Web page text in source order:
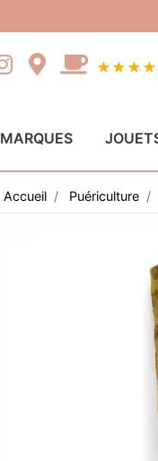
MARQUES
Accueil Puériculture